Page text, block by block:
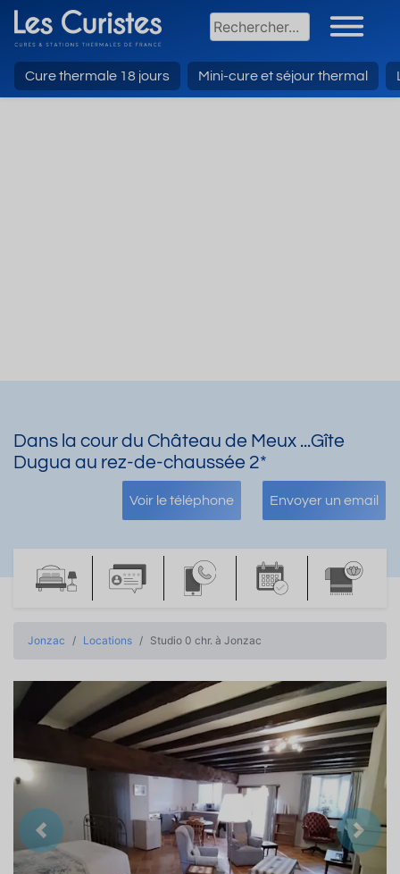
Cure thermale 18 jours Mini-cure et séjour thermal
Dans la cour du Château de Meux ...Gîte
Dugua au rez-de-chaussée 2*
Voir le téléphone Envoyer un email
Jonzac Locations Studio 0 chr. à Jonzac
Précedent